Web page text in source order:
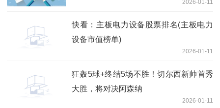
2026-01-11
快看：主板电力设备股票排名(主板电力
设备市值榜单)
2026-01-11
狂轰5球+终结5场不胜！切尔西新帅首秀
大胜，将对决阿森纳
2026-01-11